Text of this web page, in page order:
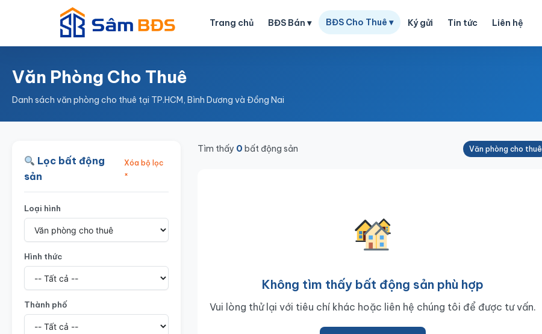
Trang chủ BĐS Bán ▾ BĐS Cho Thuê ▾ Ký gửi Tin tức Liên hệ
Văn Phòng Cho Thuê
Danh sách văn phòng cho thuê tại TP.HCM, Bình Dương và Đồng Nai
Lọc bất động
sản
Xóa bộ lọc
×
Loại hình
Hình thức
Thành phố
Tìm thấy 0 bất động sản Văn phòng cho thuê
Không tìm thấy bất động sản phù hợp
Vui lòng thử lại với tiêu chí khác hoặc liên hệ chúng tôi để được tư vấn.